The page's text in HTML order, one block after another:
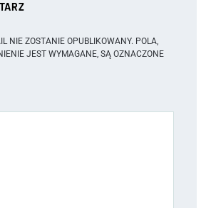
NIE ZOSTANIE OPUBLIKOWANY. POLA,
JEST WYMAGANE, SĄ OZNACZONE